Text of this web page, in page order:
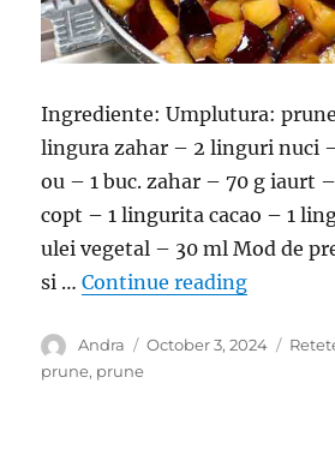
Ingrediente: Umplutura:
lingura zahar – 2 linguri nuci
ou – 1 buc. zahar – 70 g iaurt
copt – 1 lingurita cacao – 1
ulei vegetal – 30 ml Mod de
si …Continue reading
Author
Andra
Posted
October 3, 2024
prune, prune